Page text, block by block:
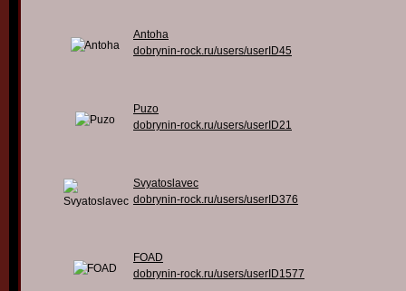
Antoha
dobrynin-rock.ru/users/userID45
Puzo
dobrynin-rock.ru/users/userID21
Svyatoslavec
dobrynin-rock.ru/users/userID376
FOAD
dobrynin-rock.ru/users/userID1577